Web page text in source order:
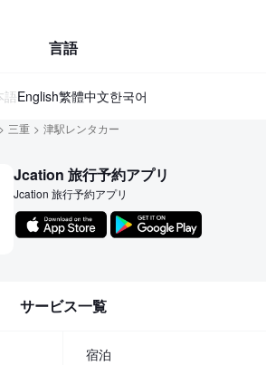
言語
語English繁體中文한국어
三重 津駅レンタカー
Jcation 旅行予約アプリ
Jcation 旅行予約アプリ
サービス一覧
宿泊